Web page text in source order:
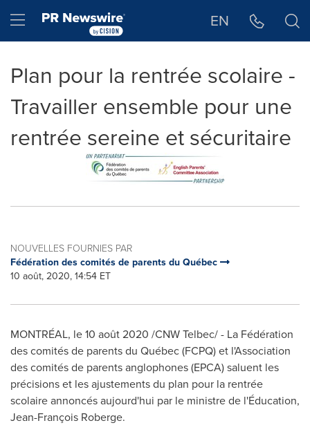
Hamburger menu EN
Plan pour la rentrée scolaire -
Travailler ensemble pour une
rentrée sereine et sécuritaire
NOUVELLES FOURNIES PAR
Fédération des comités de parents du Québec
10 août, 2020, 14:54 ET
MONTRÉAL, le 10 août 2020 /CNW Telbec/ - La Fédération
des comités de parents du Québec (FCPQ) et l'Association
des comités de parents anglophones (EPCA) saluent les
précisions et les ajustements du plan pour la rentrée
scolaire annoncés aujourd'hui par le ministre de l'Éducation,
Jean-François Roberge.